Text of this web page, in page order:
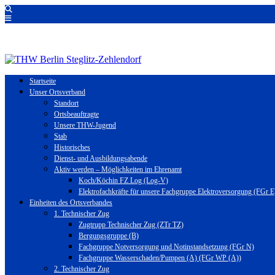
Startseite
Unser Ortsverband
Standort
Ortsbeauftragte
Unsere THW-Jugend
Stab
Historisches
Dienst- und Ausbildungsabende
Aktiv werden – Möglichkeiten im Ehrenamt
Koch/Köchin FZ Log (Log-V)
Elektrofachkräfte für unsere Fachgruppe Elektroversorgung (FGr
Einheiten des Ortsverbandes
1. Technischer Zug
Zugtrupp Technischer Zug (ZTr TZ)
Bergungsgruppe (B)
Fachgruppe Notversorgung und Notinstandsetzung (FGr N)
Fachgruppe Wasserschaden/Pumpen (A) (FGr WP (A))
2. Technischer Zug